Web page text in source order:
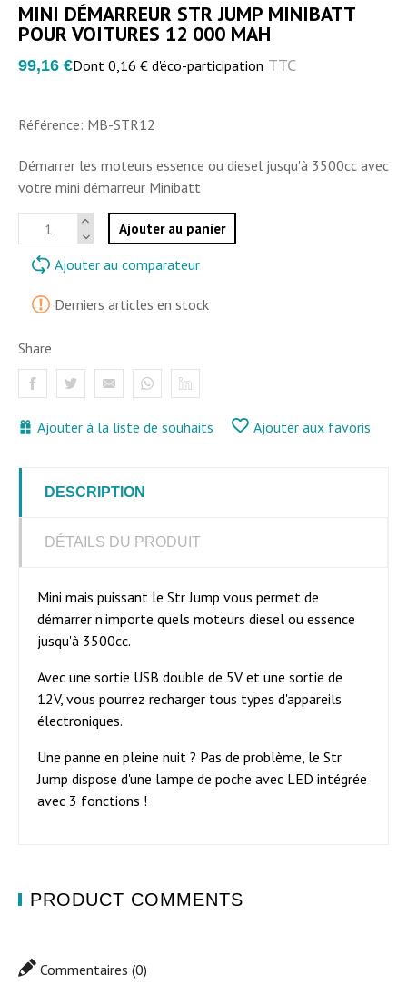
MINI DÉMARREUR STR JUMP MINIBATT
POUR VOITURES 12 000 MAH
99,16 €Dont 0,16 € d'éco-participation TTC
Référence: MB-STR12
Démarrer les moteurs essence ou diesel jusqu'à 3500cc avec
votre mini démarreur Minibatt
Ajouter au panier
Ajouter au comparateur
Derniers articles en stock
Share
Ajouter à la liste de souhaits Ajouter aux favoris
DESCRIPTION
DÉTAILS DU PRODUIT
Mini mais puissant le Str Jump vous permet de
démarrer n'importe quels moteurs diesel ou essence
jusqu'à 3500cc.
Avec une sortie USB double de 5V et une sortie de
12V, vous pourrez recharger tous types d'appareils
électroniques.
Une panne en pleine nuit ? Pas de problème, le Str
Jump dispose d'une lampe de poche avec LED intégrée
avec 3 fonctions !
PRODUCT COMMENTS
Commentaires (0)